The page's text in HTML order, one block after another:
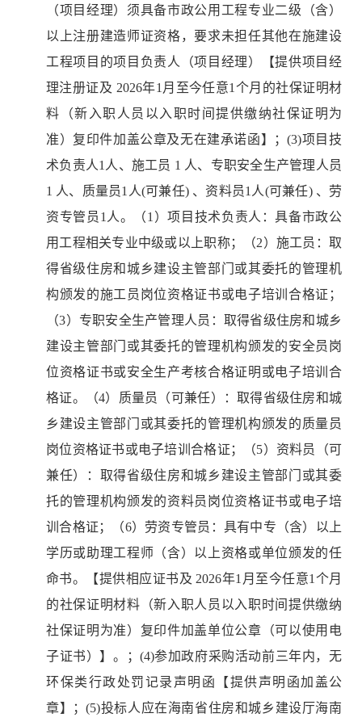
（项目经理）须具备市政公用工程专业二级（含）
以上注册建造师证资格，要求未担任其他在施建设
工程项目的项目负责人（项目经理）【提供项目经
理注册证及 2026年1月至今任意1个月的社保证明材
料（新入职人员以入职时间提供缴纳社保证明为
准）复印件加盖公章及无在建承诺函】；(3)项目技
术负责人1人、施工员 1 人、专职安全生产管理人员
1 人、质量员1人(可兼任) 、资料员1人(可兼任) 、劳
资专管员1人。（1）项目技术负责人：具备市政公
用工程相关专业中级或以上职称；（2）施工员：取
得省级住房和城乡建设主管部门或其委托的管理机
构颁发的施工员岗位资格证书或电子培训合格证；
（3）专职安全生产管理人员：取得省级住房和城乡
建设主管部门或其委托的管理机构颁发的安全员岗
位资格证书或安全生产考核合格证明或电子培训合
格证。（4）质量员（可兼任）：取得省级住房和城
乡建设主管部门或其委托的管理机构颁发的质量员
岗位资格证书或电子培训合格证；（5）资料员（可
兼任）：取得省级住房和城乡建设主管部门或其委
托的管理机构颁发的资料员岗位资格证书或电子培
训合格证；（6）劳资专管员：具有中专（含）以上
学历或助理工程师（含）以上资格或单位颁发的任
命书。【提供相应证书及 2026年1月至今任意1个月
的社保证明材料（新入职人员以入职时间提供缴纳
社保证明为准）复印件加盖单位公章（可以使用电
子证书）】。；(4)参加政府采购活动前三年内，无
环保类行政处罚记录声明函【提供声明函加盖公
章】；(5)投标人应在海南省住房和城乡建设厅海南